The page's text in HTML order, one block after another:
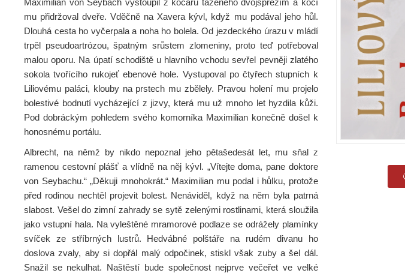
Maximilian von Seybach vystoupil z kočáru taženého dvojspřežím a kočí
mu přidržoval dveře. Vděčně na Xavera kývl, když mu podával jeho hůl.
Dlouhá cesta ho vyčerpala a noha ho bolela. Od jezdeckého úrazu v mládí
trpěl pseudoartrózou, špatným srůstem zlomeniny, proto teď potřeboval
malou oporu. Na úpatí schodiště u hlavního vchodu sevřel pevněji zlatého
sokola tvořícího rukojeť ebenové hole. Vystupoval po čtyřech stupních k
Liliovému paláci, klouby na prstech mu zbělely. Pravou holení mu projelo
bolestivé bodnutí vycházející z jizvy, která mu už mnoho let hyzdila kůži.
Pod dobráckým pohledem svého komorníka Maximilian konečně došel k
honosnému portálu.
Albrecht, na němž by nikdo nepoznal jeho pětašedesát let, mu sňal z
ramenou cestovní plášť a vlídně na něj kývl. „Vítejte doma, pane doktore
von Seybachu.“ „Děkuji mnohokrát.“ Maximilian mu podal i hůlku, protože
před rodinou nechtěl projevit bolest. Nenáviděl, když na něm byla patrná
slabost. Vešel do zimní zahrady se sytě zelenými rostlinami, která sloužila
jako vstupní hala. Na vyleštěné mramorové podlaze se odrážely plamínky
svíček ze stříbrných lustrů. Hedvábné polštáře na rudém divanu ho
doslova zvaly, aby si dopřál malý odpočinek, stiskl však zuby a šel dál.
Snažil se nekulhat. Naštěstí bude společnost nejprve večeřet ve velké